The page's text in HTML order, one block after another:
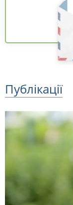
Публікації